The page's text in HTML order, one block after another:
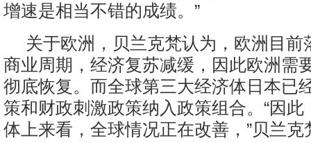
增速是相当不错的成绩。”
关于欧洲，贝兰克梵认为，欧洲目前
商业周期，经济复苏减缓，因此欧洲需
彻底恢复。而全球第三大经济体日本已
策和财政刺激政策纳入政策组合。“因
体上来看，全球情况正在改善，”贝兰克